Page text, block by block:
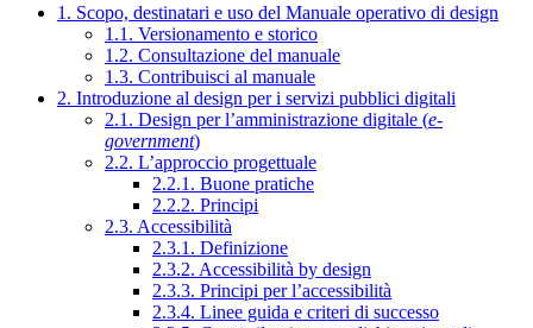
1. Scopo, destinatari e uso del Manuale operativo di design
1.1. Versionamento e storico
1.2. Consultazione del manuale
1.3. Contribuisci al manuale
2. Introduzione al design per i servizi pubblici digitali
2.1. Design per l’amministrazione digitale (e-
government)
2.2. L’approccio progettuale
2.2.1. Buone pratiche
2.2.2. Principi
2.3. Accessibilità
2.3.1. Definizione
2.3.2. Accessibilità by design
2.3.3. Principi per l’accessibilità
2.3.4. Linee guida e criteri di successo